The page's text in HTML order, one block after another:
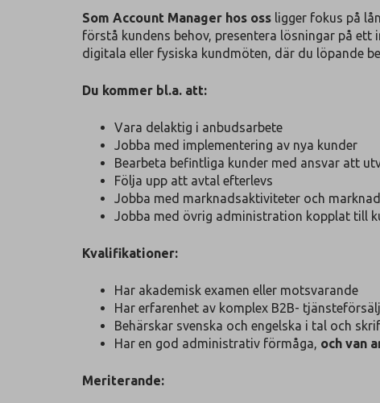
Som Account Manager hos oss ligger fokus på
förstå kundens behov, presentera lösningar på
digitala eller fysiska kundmöten, där du löpande
Du kommer bl.a. att:
Vara delaktig i anbudsarbete
Jobba med implementering av nya kunder
Bearbeta befintliga kunder med ansvar att
Följa upp att avtal efterlevs
Jobba med marknadsaktiviteter och
Jobba med övrig administration kopplat till
Kvalifikationer:
Har akademisk examen eller motsvarande
Har erfarenhet av komplex B2B-
Behärskar svenska och engelska i tal och
Har en god administrativ förmåga, och van
Meriterande: